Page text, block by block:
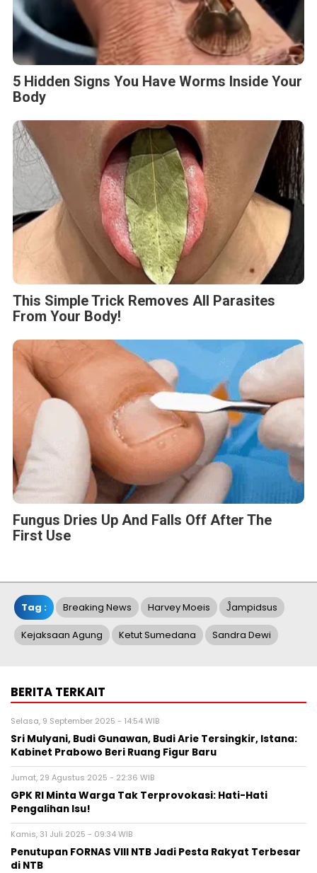
5 Hidden Signs You Have Worms Inside Your
Body
This Simple Trick Removes All Parasites
From Your Body!
Fungus Dries Up And Falls Off After The
First Use
Tag : Breaking News Harvey Moeis Ĵampidsus
Kejaksaan Agung Ketut Sumedana Sandra Dewi
BERITA TERKAIT
Selasa, 9 September 2025 - 14:54 WIB
Sri Mulyani, Budi Gunawan, Budi Arie Tersingkir, Istana:
Kabinet Prabowo Beri Ruang Figur Baru
Jumat, 29 Agustus 2025 - 22:36 WIB
GPK RI Minta Warga Tak Terprovokasi: Hati-Hati
Pengalihan Isu!
Kamis, 31 Juli 2025 - 09:34 WIB
Penutupan FORNAS VIII NTB Jadi Pesta Rakyat Terbesar
di NTB